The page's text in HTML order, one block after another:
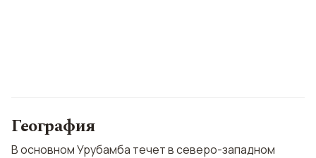
География
В основном Урубамба течет в северо-западном